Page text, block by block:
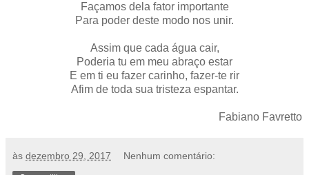
Façamos dela fator importante
Para poder deste modo nos unir.
Assim que cada água cair,
Poderia tu em meu abraço estar
E em ti eu fazer carinho, fazer-te rir
Afim de toda sua tristeza espantar.
Fabiano Favretto
às dezembro 29, 2017 Nenhum comentário: